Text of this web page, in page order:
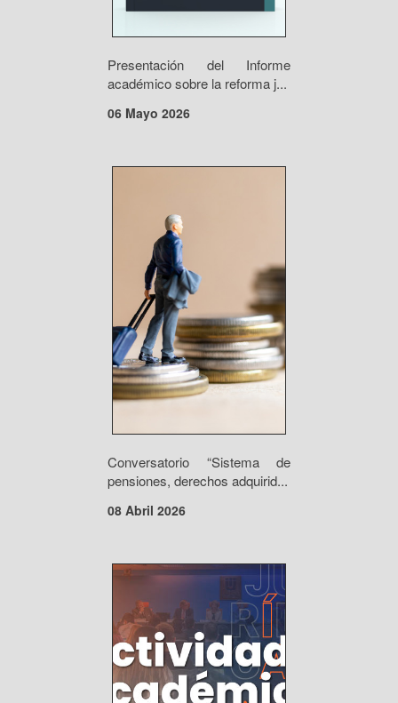
Presentación del Informe
académico sobre la reforma j...
06 Mayo 2026
Conversatorio “Sistema de
pensiones, derechos adquirid...
08 Abril 2026